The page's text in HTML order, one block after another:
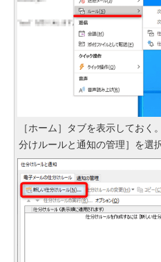
［ホーム］タブを表示してお
分けルールと通知の管理］を選